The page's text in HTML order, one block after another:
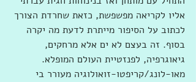
אליו לקריאה מפשפשת, כזאת שחרדת הצורך
לכתוב על הסיפור מייתרת לדעת מה יקרה
בסוף. זה בעצם לא ים אלא מרחקים,
גיאוגרפיה, לפנזטיית העולם המופלא.
מאו-לונג/קריפטו-זואולוגיה מעורר בי